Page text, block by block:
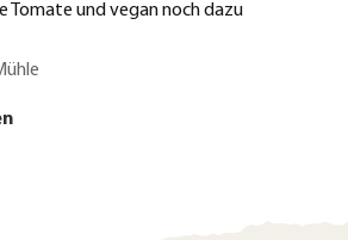
Tomate und vegan noch dazu